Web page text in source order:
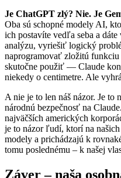
Je ChatGPT zlý? Nie. Je
Oba sú schopné modely AI,
ich postavíte vedľa seba a
analýzu, vyriešiť logický
naprogramovať zložitú
skutočne použiť — Claude
niekedy o centimetre. Ale
A nie je to len náš názor. Je to
národnú bezpečnosť na
najväčších amerických
je to názor ľudí, ktorí na
modely a prichádzajú k
tomu poslednému – k našej
Záver – naša